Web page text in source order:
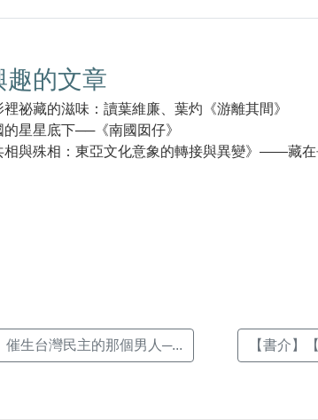
趣的文章
裡祕藏的滋味：讀葉維廉、葉灼《游離其間》
的星星底下──《南國囡仔》
相與殊相：東亞文化意象的轉接與異變》——藏在
催生台灣民主的那個男人─... 【書介】